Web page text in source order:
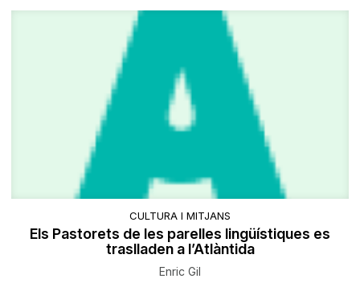
CULTURA I MITJANS
Els Pastorets de les parelles lingüístiques es
traslladen a l’Atlàntida
Enric Gil